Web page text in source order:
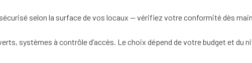
selon la surface de vos locaux — vérifiez votre conformité dès
systèmes à contrôle d’accès. Le choix dépend de votre budget et du